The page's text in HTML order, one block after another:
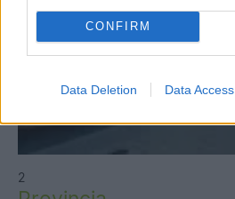
CONFIRM
Data Deletion Data Access
2